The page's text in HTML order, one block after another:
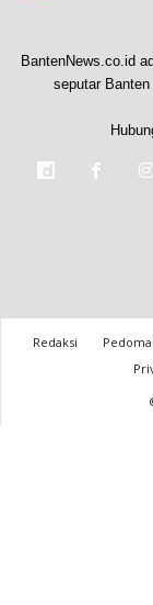
BantenNews.co.id
seputar
Redaksi